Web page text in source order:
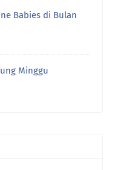
Babies di Bulan
Minggu